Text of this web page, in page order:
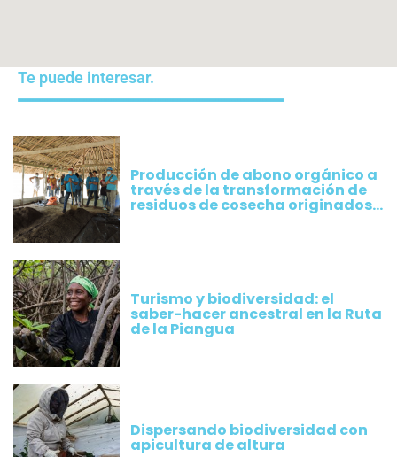
Te puede interesar.
Producción de abono orgánico a
través de la transformación de
residuos de cosecha originados
Turismo y biodiversidad: el
saber-hacer ancestral en la Ruta
de la Piangua
Dispersando biodiversidad con
apicultura de altura